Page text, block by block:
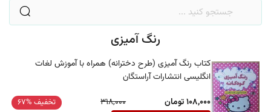
رنگ آمیزی
کتاب رنگ آمیزی (طرح دخترانه) همراه با آموزش لغات
انگلیسی انتشارات آراستگان
108,000 تومان
318,000 تخفیف %67